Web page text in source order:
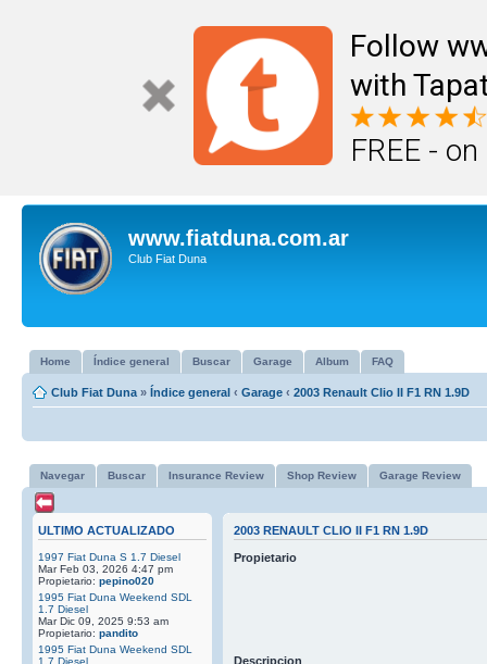
Follow
with
FREE -
www.fiatduna.com.ar
Club Fiat Duna
Home Índice general Buscar Garage Album FAQ
Club Fiat Duna » Índice general ‹ Garage ‹ 2003 Renault Clio II F1 RN 1.9D
Navegar Buscar Insurance Review Shop Review Garage Review
ULTIMO ACTUALIZADO
1997 Fiat Duna S 1.7 Diesel
Mar Feb 03, 2026 4:47 pm
Propietario: pepino020
1995 Fiat Duna Weekend SDL
1.7 Diesel
Mar Dic 09, 2025 9:53 am
Propietario: pandito
1995 Fiat Duna Weekend SDL
1.7 Diesel
2003 RENAULT CLIO II F1 RN 1.9D
Propietario
Descripcion